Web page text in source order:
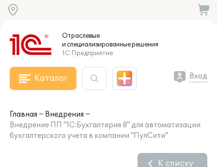
Отраслевые
и специализированныерешения
1С:Предприятие
Каталог Вход
Главная
Внедрения
Внедрение ПП "1С:Бухгалтерия 8" для автоматизации
бухгалтерского учета в компании "ПулСити"
К списку